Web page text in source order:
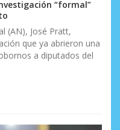
“formal”
(AN), José Pratt,
que ya abrieron una
a diputados del